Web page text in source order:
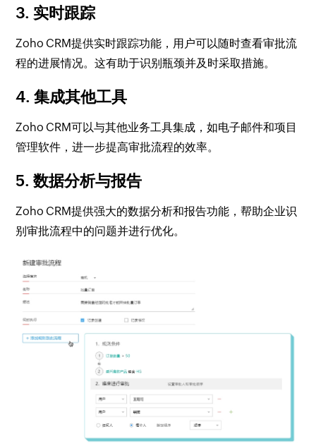
3. 实时跟踪
Zoho CRM提供实时跟踪功能，用户可以随时查看审批流
程的进展情况。这有助于识别瓶颈并及时采取措施。
4. 集成其他工具
Zoho CRM可以与其他业务工具集成，如电子邮件和项目
管理软件，进一步提高审批流程的效率。
5. 数据分析与报告
Zoho CRM提供强大的数据分析和报告功能，帮助企业识
别审批流程中的问题并进行优化。